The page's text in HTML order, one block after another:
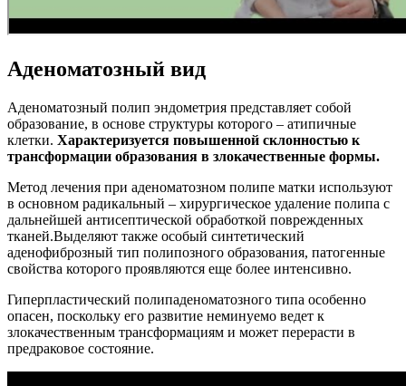
Аденоматозный вид
Аденоматозный полип эндометрия представляет собой
образование, в основе структуры которого – атипичные
клетки. Характеризуется повышенной склонностью к
трансформации образования в злокачественные формы.
Метод лечения при аденоматозном полипе матки используют
в основном радикальный – хирургическое удаление полипа с
дальнейшей антисептической обработкой поврежденных
тканей.Выделяют также особый синтетический
аденофиброзный тип полипозного образования, патогенные
свойства которого проявляются еще более интенсивно.
Гиперпластический полипаденоматозного типа особенно
опасен, поскольку его развитие неминуемо ведет к
злокачественным трансформациям и может перерасти в
предраковое состояние.